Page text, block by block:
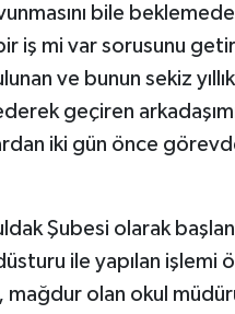
bile
iş mi var sorusunu
ve bunun sekiz
geçiren
iki gün önce
Şubesi olarak
ile yapılan işlemi
mağdur olan okul